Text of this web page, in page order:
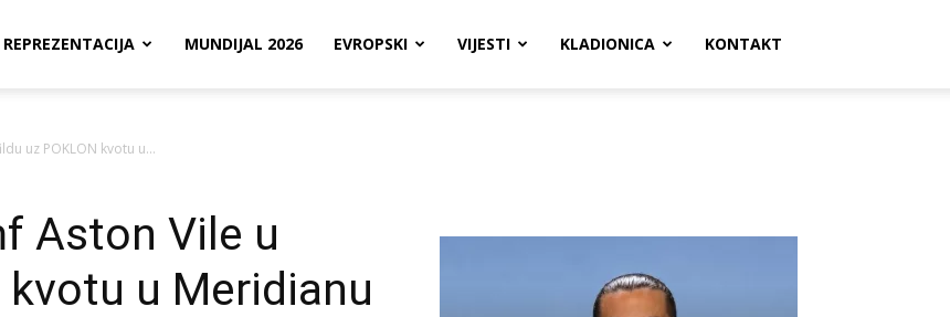
REPREZENTACIJA MUNDIJAL 2026 EVROPSKI VIJESTI KLADIONICA KONTAKT
uz POKLON kvotu u...
Aston Vile u
kvotu u Meridianu